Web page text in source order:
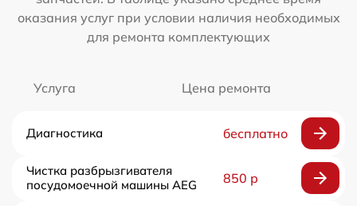
оказания услуг при условии наличия необходимых
для ремонта комплектующих
Услуга Цена ремонта
Диагностика бесплатно
Чистка разбрызгивателя
посудомоечной машины AEG
850 р